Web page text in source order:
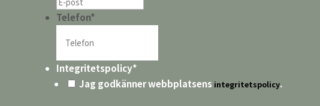
Telefon*
Integritetspolicy*
Jag godkänner webbplatsens integritetspolicy.